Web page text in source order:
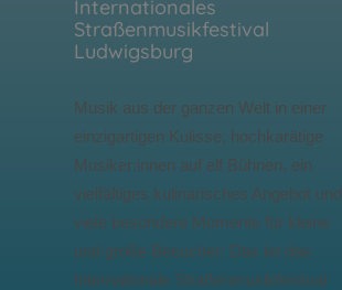
Internationales
Straßenmusikfestival
Ludwigsburg
Musik aus der ganzen Welt in einer
einzigartigen Kulisse, hochkarätige
Musiker:innen auf elf Bühnen, ein
vielfältiges kulinarisches Angebot und
viele besondere Momente für kleine
und große Besucher: Das ist das
Internationale Straßenmusikfestival